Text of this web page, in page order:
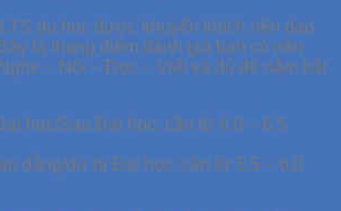
du học được khuyến khích nên dao
là thang điểm đánh giá bạn có nền
– Nói – Đọc – Viết và đủ để nắm bắt
học/Sau Đại học: cần từ 6.0 – 6.5
đẳng/dự bị Đại học: cần từ 5.5 – 6.0